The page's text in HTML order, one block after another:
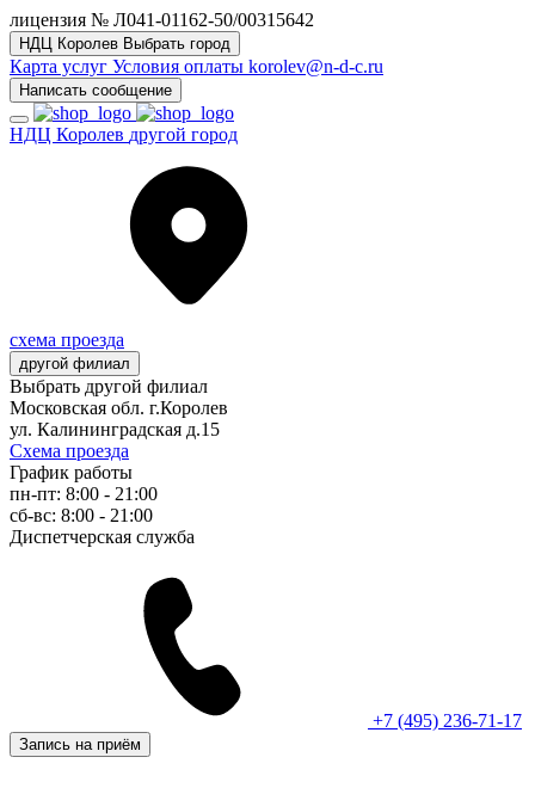
лицензия № Л041-01162-50/00315642
НДЦ Королев Выбрать город
Карта услуг Условия оплаты korolev@n-d-c.ru
Написать сообщение
НДЦ Королев другой город
схема проезда
другой филиал
Выбрать другой филиал
Московская обл. г.Королев
ул. Калининградская д.15
Схема проезда
График работы
пн-пт: 8:00 - 21:00
сб-вс: 8:00 - 21:00
Диспетчерская служба
+7 (495) 236-71-17
Запись на приём